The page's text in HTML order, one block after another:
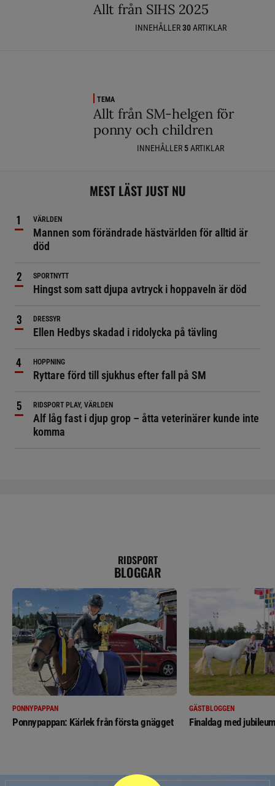
Allt från SIHS 2025
INNEHÅLLER30ARTIKLAR
TEMA
Allt från SM-helgen för
ponny och children
INNEHÅLLER 5ARTIKLAR
MEST LÄST JUST NU
VÄRLDEN
Mannen som förändrade hästvärlden för alltid är
död
SPORTNYTT
Hingst som satt djupa avtryck i hoppaveln är död
DRESSYR
Ellen Hedbys skadad i ridolycka på tävling
HOPPNING
Ryttare förd till sjukhus efter fall på SM
RIDSPORT PLAY, VÄRLDEN
Alf låg fast i djup grop – åtta veterinärer kunde inte
komma
RIDSPORT
BLOGGAR
PONNYPAPPAN
Ponnypappan: Kärlek från första gnägget
GÄSTBLOGGEN
Finaldag med